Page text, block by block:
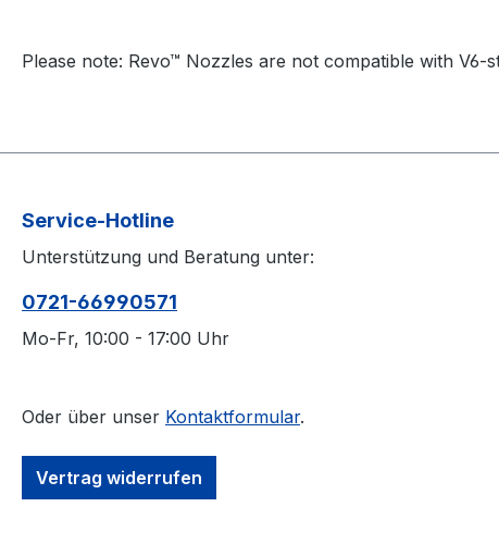
Please note: Revo™ Nozzles are not compatible with V6-
Service-Hotline
Unterstützung und Beratung unter:
0721-66990571
Mo-Fr, 10:00 - 17:00 Uhr
Oder über unser Kontaktformular.
Vertrag widerrufen